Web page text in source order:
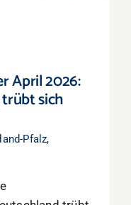
April 2026:
sich
Pfalz,